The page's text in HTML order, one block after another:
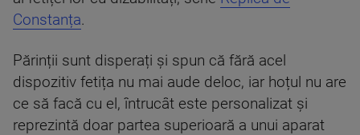
Constanța.
Părinții sunt disperați și spun că fără acel
dispozitiv fetița nu mai aude deloc, iar hoțul nu are
ce să facă cu el, întrucât este personalizat și
reprezintă doar partea superioară a unui aparat